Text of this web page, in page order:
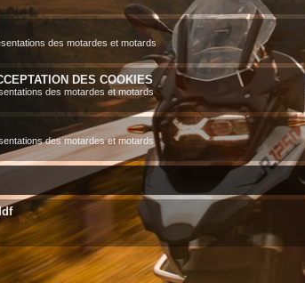
des motardes et motards
DES COOKIES
des motardes et motards
des motardes et motards